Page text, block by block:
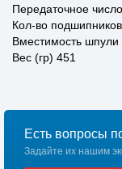
Передаточное
Кол-во
Вместимость
Вес (гр) 451
Есть вопросы
Задайте их нашим